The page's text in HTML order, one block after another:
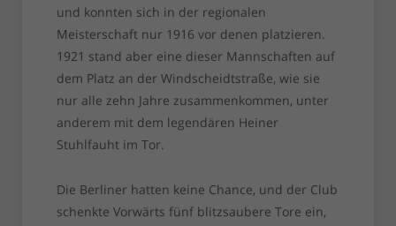
und konnten sich in der regionalen
Meisterschaft nur 1916 vor denen platzieren.
1921 stand aber eine dieser Mannschaften auf
dem Platz an der Windscheidtstraße, wie sie
nur alle zehn Jahre zusammenkommen, unter
anderem mit dem legendären Heiner
Stuhlfauht im Tor.
Die Berliner hatten keine Chance, und der Club
schenkte Vorwärts fünf blitzsaubere Tore ein,